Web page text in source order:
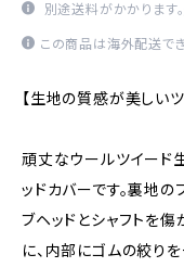
別途送料がかかります。
この商品は海外配送で
【生地の質感が美しいツ
頑丈なウールツイード
ッドカバーです。裏地の
ブヘッドとシャフトを
に、内部にゴムの絞り